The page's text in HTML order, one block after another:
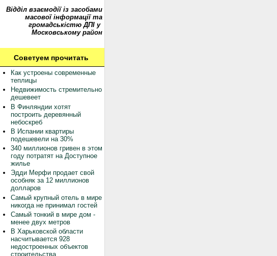
Відділ взаємодії із засобами
масової інформації та
громадськістю ДПІ у
Московському район
Советуем прочитать
Как устроены современные
теплицы
Недвижимость стремительно
дешевеет
В Финляндии хотят
построить деревянный
небоскреб
В Испании квартиры
подешевели на 30%
340 миллионов гривен в этом
году потратят на Доступное
жилье
Эдди Мерфи продает свой
особняк за 12 миллионов
долларов
Самый крупный отель в мире
никогда не принимал гостей
Самый тонкий в мире дом -
менее двух метров
В Харьковской области
насчитывается 928
недостроенных объектов
строительства